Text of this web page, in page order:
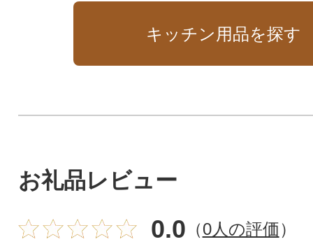
キッチン用品を探す
お礼品レビュー
0.0 （0人の評価）